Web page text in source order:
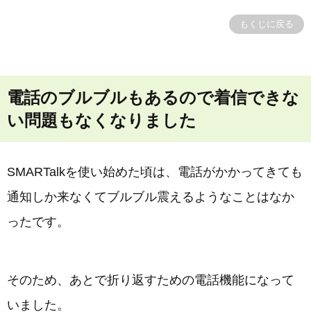
もくじに戻る
電話のブルブルもあるので着信できな
い問題もなくなりました
SMARTalkを使い始めた頃は、電話がかかってきても
通知しか来なくてブルブル震えるようなことはなか
ったです。
そのため、あとで折り返すための電話機能になって
いました。